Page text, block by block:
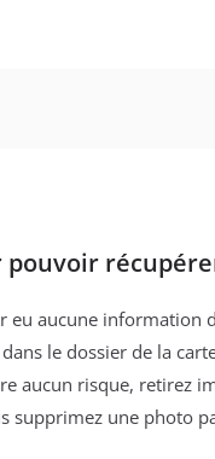
aucune information
le dossier de la
aucun risque, retirez
supprimez une photo